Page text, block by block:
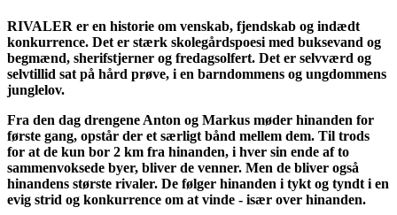
RIVALER er en historie om venskab, fjendskab og indædt
konkurrence. Det er stærk skolegårdspoesi med buksevand og
begmænd, sherifstjerner og fredagsolfert. Det er selvværd og
selvtillid sat på hård prøve, i en barndommens og ungdommens
junglelov.
Fra den dag drengene Anton og Markus møder hinanden for
første gang, opstår der et særligt bånd mellem dem. Til trods
for at de kun bor 2 km fra hinanden, i hver sin ende af to
sammenvoksede byer, bliver de venner. Men de bliver også
hinandens største rivaler. De følger hinanden i tykt og tyndt i en
evig strid og konkurrence om at vinde - især over hinanden.